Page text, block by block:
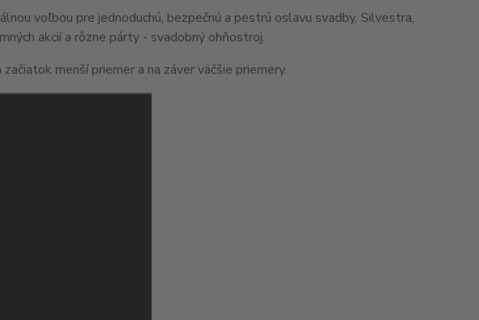
voľbou pre jednoduchú, bezpečnú a pestrú oslavu svadby, Silvestra,
akcií a rôzne párty - svadobný ohňostroj.
menší priemer a na záver väčšie priemery.